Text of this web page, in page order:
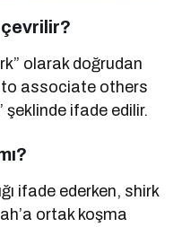
olarak doğrudan
associate others
şeklinde ifade edilir.
ifade ederken, shirk
ortak koşma